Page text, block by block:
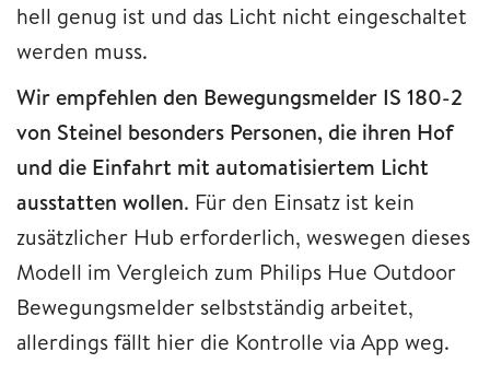
hell genug ist und das Licht nicht eingeschaltet
werden muss.
Wir empfehlen den Bewegungsmelder IS 180-2
von Steinel besonders Personen, die ihren Hof
und die Einfahrt mit automatisiertem Licht
ausstatten wollen. Für den Einsatz ist kein
zusätzlicher Hub erforderlich, weswegen dieses
Modell im Vergleich zum Philips Hue Outdoor
Bewegungsmelder selbstständig arbeitet,
allerdings fällt hier die Kontrolle via App weg.